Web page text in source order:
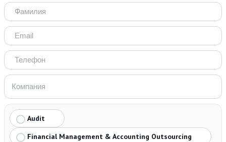
Audit
Financial Management & Accounting Outsourcing